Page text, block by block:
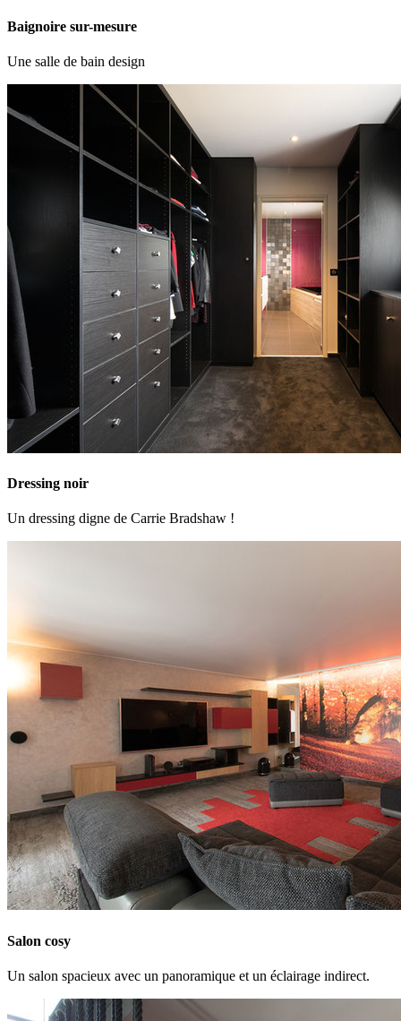
Baignoire sur-mesure
Une salle de bain design
Dressing noir
Un dressing digne de Carrie Bradshaw !
Salon cosy
Un salon spacieux avec un panoramique et un éclairage indirect.